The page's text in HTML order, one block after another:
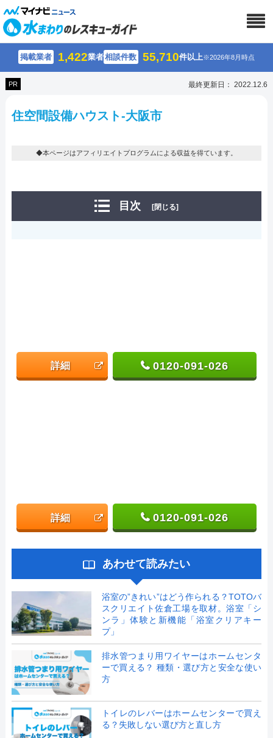
掲載業者 1,422業者相談件数 55,710件以上※2026年8月時点
PR 最終更新日： 2022.12.6
住空間設備ハウスト-大阪市
◆本ページはアフィリエイトプログラムによる収益を得ています。
目次 [閉じる]
詳細 0120-091-026
詳細 0120-091-026
あわせて読みたい
浴室の”きれい”はどう作られる？TOTOバ
スクリエイト佐倉工場を取材。浴室「シ
ンラ」体験と新機能「浴室クリアキー
プ」
排水管つまり用ワイヤーはホームセンタ
ーで買える？ 種類・選び方と安全な使い
方
トイレのレバーはホームセンターで買え
る？失敗しない選び方と直し方